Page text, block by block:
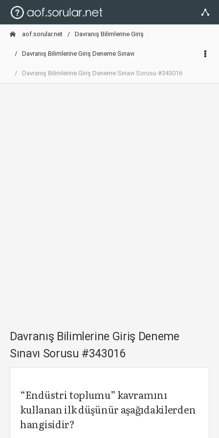
aof.sorular.net Davranış Bilimlerine Giriş
Davranış Bilimlerine Giriş Deneme Sınavı
Davranış Bilimlerine Giriş Deneme Sınavı Sorusu #343016
Davranış Bilimlerine Giriş Deneme
Sınavı Sorusu #343016
“Endüstri toplumu” kavramını
kullanan ilk düşünür aşağıdakilerden
hangisidir?